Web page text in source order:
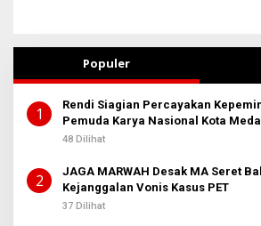
Populer
1
Rendi Siagian Percayakan
Pemuda Karya Nasional Kota
Sembiring
48 Dilihat
2
JAGA MARWAH Desak MA Seret
Kejanggalan Vonis Kasus PET
37 Dilihat